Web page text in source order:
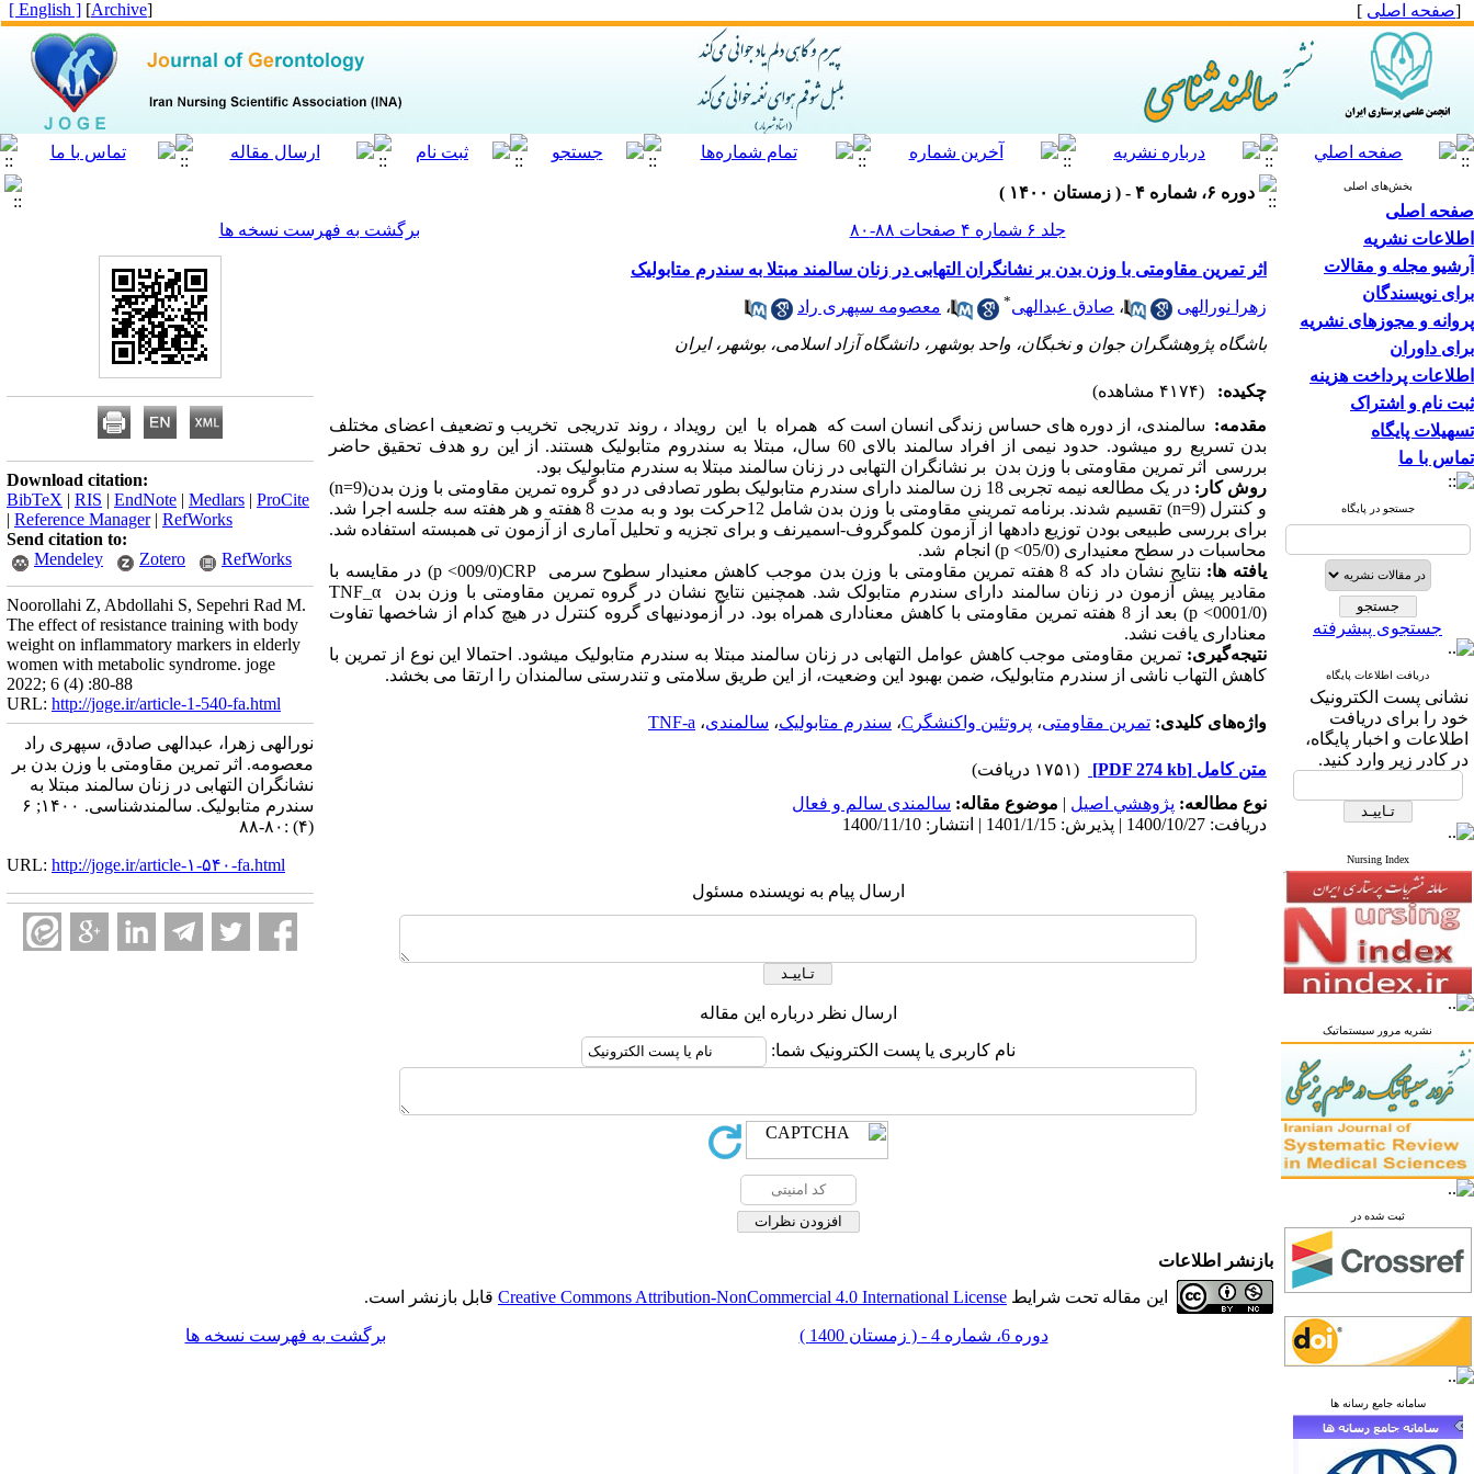
[صفحه اصلی ]
[
Archive
]
[ English ]
بخش‌های اصلی
صفحه اصلی
اطلاعات نشریه
آرشیو مجله و مقالات
برای نویسندگان
پروانه و مجوزهای نشریه
برای داوران
اطلاعات پرداخت هزینه
ثبت نام و اشتراک
تسهیلات پایگاه
تماس با ما
جستجو در پایگاه
جستجوی پیشرفته
دریافت اطلاعات پایگاه
نشانی پست الکترونیک
خود را برای دریافت
اطلاعات و اخبار پایگاه،
در کادر زیر وارد کنید.
Nursing Index
نشریه مرور سیستماتیک
ثبت شده در
سامانه جامع رسانه ها
دوره ۶، شماره ۴ - ( زمستان ۱۴۰۰ )
جلد ۶ شماره ۴ صفحات ۸۸-۸۰
برگشت به فهرست نسخه ها
اثر تمرین مقاومتی با وزن بدن بر نشانگران التهابی در زنان سالمند مبتلا به سندرم متابولیک
زهرا نورالهی ، صادق عبدالهی* ، معصومه سپهری راد
باشگاه پژوهشگران جوان و نخبگان، واحد بوشهر، دانشگاه آزاد اسلامی، بوشهر، ایران
چکیده:
(۴۱۷۴ مشاهده)
مقدمه: سالمندی، از دوره های حساس زندگی انسان است که همراه با این رویداد ، روند تدریجی تخریب و تضعیف اعضای مختلف
بدن تسریع رو میشود. حدود نیمی از افراد سالمند بالای 60 سال، مبتلا به سندروم متابولیک هستند. از این رو هدف تحقیق حاضر
بررسی اثر تمرین مقاومتی با وزن بدن بر نشانگران التهابی در زنان سالمند مبتلا به سندرم متابولیک بود.
روش کار: در یک مطالعه نیمه تجربی 18 زن سالمند دارای سندرم متابولیک بطور تصادفی در دو گروه تمرین مقاومتی با وزن بدن(9 n=
)
و کنترل (9 n=
) تقسیم شدند. برنامه تمرینی مقاومتی با وزن بدن شامل 12حرکت بود و به مدت 8 هفته و هر هفته سه جلسه اجرا شد.
برای بررسی طبیعی بودن توزیع داده­ها از آزمون کلموگروف-اسمیرنف و برای تجزیه و تحلیل آماری از آزمون تی همبسته استفاده شد.
محاسبات در سطح معنی­داری (05/0
p <) انجام شد.
یافته­ ها: نتایج نشان داد که 8 هفته تمرین مقاومتی با وزن بدن موجب کاهش معنی­دار سطوح سرمی CRP
(009/0
p <) در مقایسه با
مقادیر پیش آزمون در زنان سالمند دارای سندرم متابولک شد. همچنین نتایج نشان در گروه تمرین مقاومتی با وزن بدن TNF_α
(0001/0
p <
) بعد از 8 هفته تمرین مقاومتی با کاهش معناداری همراه بود. در آزمودنیهای گروه کنترل در هیچ کدام از شاخصها تفاوت
معناداری یافت نشد.
نتیجه‌گیری: تمرین مقاومتی موجب کاهش عوامل التهابی در زنان سالمند مبتلا به سندرم متابولیک میشود. احتمالا این نوع از تمرین با
کاهش التهاب ناشی از سندرم متابولیک، ضمن بهبود این وضعیت، از این طریق سلامتی و تندرستی سالمندان را ارتقا می بخشد.
واژه‌های کلیدی: تمرین مقاومتی، پروتئین واکنشگرC ، سندرم متابولیک، سالمندی، TNF-a
متن کامل [PDF 274 kb]
(۱۷۵۱ دریافت)
نوع مطالعه: پژوهشي اصیل | موضوع مقاله: سالمندی سالم و فعال
دریافت: 1400/10/27 | پذیرش: 1401/1/15 | انتشار: 1400/11/10
ارسال پیام به نویسنده مسئول
ارسال نظر درباره این مقاله
نام کاربری یا پست الکترونیک شما:
Download citation:
BibTeX | RIS | EndNote | Medlars | ProCite
| Reference Manager| RefWorks
Send citation to:
Mendeley
Zotero RefWorks
Noorollahi Z, Abdollahi S, Sepehri Rad M.
The effect of resistance training with body
weight on inflammatory markers in elderly
women with metabolic syndrome. joge
2022; 6 (4) :80-88
URL: http://joge.ir/article-1-540-fa.html
نورالهی زهرا، عبدالهی صادق، سپهری راد
معصومه. اثر تمرین مقاومتی با وزن بدن بر
نشانگران التهابی در زنان سالمند مبتلا به
سندرم متابولیک. سالمندشناسی. ۱۴۰۰; ۶
(۴) :۸۰-۸۸
URL: http://joge.ir/article-۱-۵۴۰-fa.html
بازنشر اطلاعات
این مقاله تحت شرایط Creative Commons Attribution-NonCommercial 4.0 International License قابل بازنشر است.
دوره 6، شماره 4 - ( زمستان 1400 ) برگشت به فهرست نسخه ها